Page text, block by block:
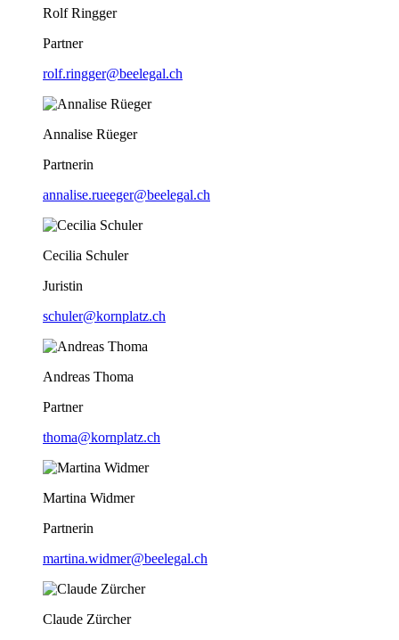
Rolf Ringger
Partner
rolf.ringger@beelegal.ch
Annalise Rüeger
Partnerin
annalise.rueeger@beelegal.ch
Cecilia Schuler
Juristin
schuler@kornplatz.ch
Andreas Thoma
Partner
thoma@kornplatz.ch
Martina Widmer
Partnerin
martina.widmer@beelegal.ch
Claude Zürcher